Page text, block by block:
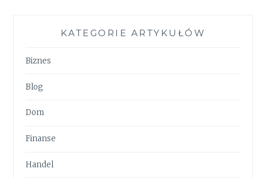
KATEGORIE ARTYKUŁÓW
Biznes
Blog
Dom
Finanse
Handel